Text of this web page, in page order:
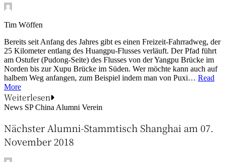
Tim Wöffen
Bereits seit Anfang des Jahres gibt es einen Freizeit-Fahrradweg, der
25 Kilometer entlang des Huangpu-Flusses verläuft. Der Pfad führt
am Ostufer (Pudong-Seite) des Flusses von der Yangpu Brücke im
Norden bis zur Xupu Brücke im Süden. Wer möchte kann auch auf
halbem Weg anfangen, zum Beispiel indem man von Puxi… Read
More
Weiterlesen
News SP China Alumni Verein
Nächster Alumni-Stammtisch Shanghai am 07.
November 2018